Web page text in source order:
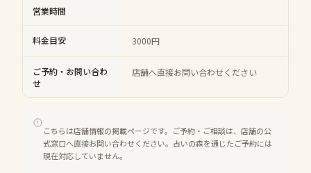
営業時間
料金目安 3000円
ご予約・お問い合わ
せ
店舗へ直接お問い合わせください
こちらは店舗情報の掲載ページです。ご予約・ご相談は、店舗の公
式窓口へ直接お問い合わせください。占いの森を通じたご予約には
現在対応していません。